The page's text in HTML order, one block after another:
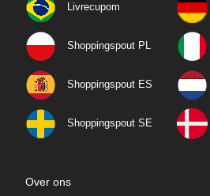
Livrecupom
Shoppingspout PL
Shoppingspout ES
Shoppingspout SE
Over ons